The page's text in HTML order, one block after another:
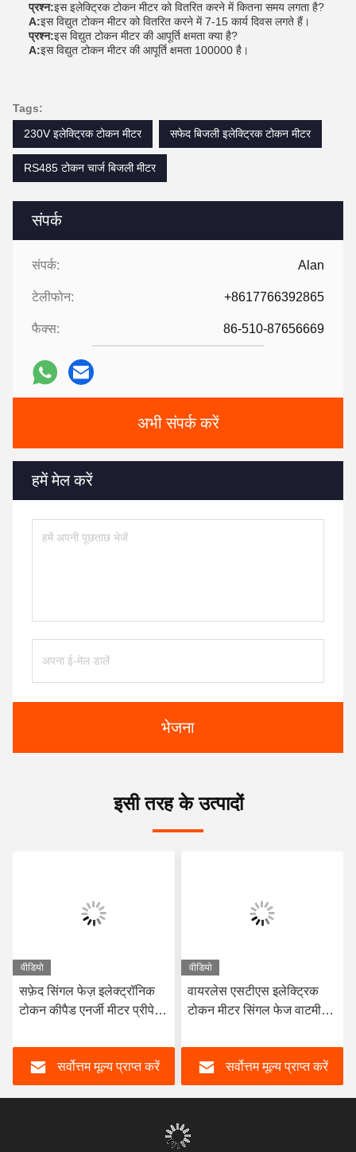
संपर्क
संपर्क: Alan
टेलीफोन: +8617766392865
फैक्स: 86-510-87656669
अभी संपर्क करें
हमें मेल करें
भेजना
प्रश्न:इस इलेक्ट्रिक टोकन मीटर को वितरित करने में कितना समय लगता है?
A:इस विद्युत टोकन मीटर को वितरित करने में 7-15 कार्य दिवस लगते हैं।
प्रश्न:इस विद्युत टोकन मीटर की आपूर्ति क्षमता क्या है?
A:इस विद्युत टोकन मीटर की आपूर्ति क्षमता 100000 है।
Tags:
230V इलेक्ट्रिक टोकन मीटर
सफेद बिजली इलेक्ट्रिक टोकन मीटर
RS485 टोकन चार्ज बिजली मीटर
इसी तरह के उत्पादों
वीडियो
सफ़ेद सिंगल फेज़ इलेक्ट्रॉनिक
टोकन कीपैड एनर्जी मीटर प्रीपेड
सर्वोत्तम मूल्य प्राप्त करें
वीडियो
वायरलेस एसटीएस इलेक्ट्रिक
टोकन मीटर सिंगल फेज वाटमीटर
सर्वोत्तम मूल्य प्राप्त करें